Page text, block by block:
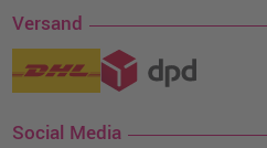
Versand
Social Media